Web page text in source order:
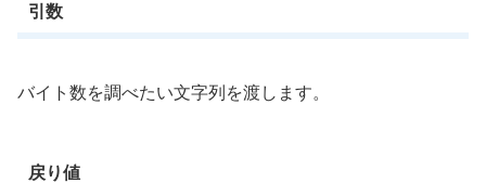
引数
バイト数を調べたい文字列を渡します。
戻り値